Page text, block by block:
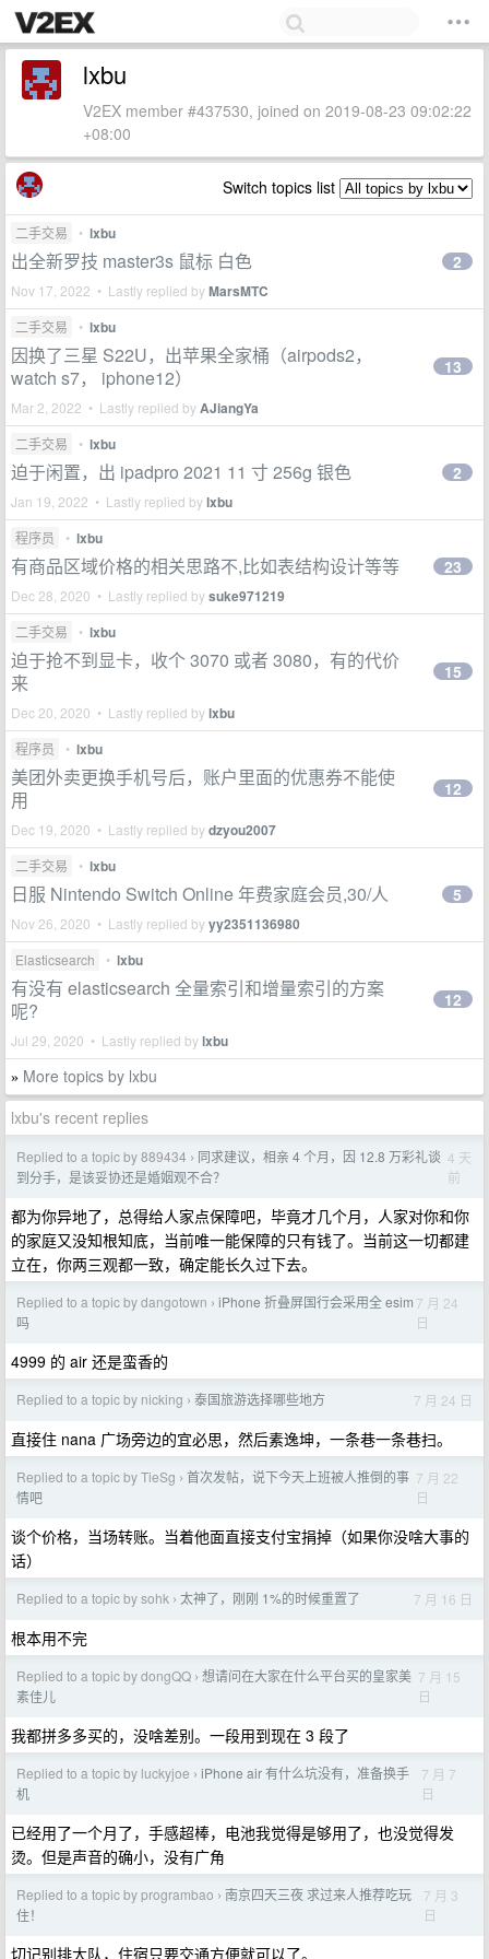
lxbu
V2EX member #437530, joined on 2019-08-23 09:02:22
+08:00
Switch topics list
二手交易 • lxbu
出全新罗技 master3s 鼠标 白色
Nov 17, 2022 • Lastly replied byMarsMTC
2
二手交易 • lxbu
因换了三星 S22U，出苹果全家桶（airpods2，
watch s7， iphone12）
Mar 2, 2022 • Lastly replied byAJiangYa
13
二手交易 • lxbu
迫于闲置，出 ipadpro 2021 11 寸 256g 银色
Jan 19, 2022 • Lastly replied bylxbu
2
程序员 • lxbu
有商品区域价格的相关思路不,比如表结构设计等等
Dec 28, 2020 • Lastly replied bysuke971219
23
二手交易 • lxbu
迫于抢不到显卡，收个 3070 或者 3080，有的代价
来
Dec 20, 2020 • Lastly replied bylxbu
15
程序员 • lxbu
美团外卖更换手机号后，账户里面的优惠券不能使
用
Dec 19, 2020 • Lastly replied bydzyou2007
12
二手交易 • lxbu
日服 Nintendo Switch Online 年费家庭会员,30/人
Nov 26, 2020 • Lastly replied byyy2351136980
5
Elasticsearch • lxbu
有没有 elasticsearch 全量索引和增量索引的方案
呢?
Jul 29, 2020 • Lastly replied bylxbu
12
» More topics by lxbu
lxbu's recent replies
Replied to a topic by 889434 › 同求建议，相亲 4 个月，因 12.8 万彩礼谈
到分手，是该妥协还是婚姻观不合？
4 天
前
都为你异地了，总得给人家点保障吧，毕竟才几个月，人家对你和你
的家庭又没知根知底，当前唯一能保障的只有钱了。当前这一切都建
立在，你两三观都一致，确定能长久过下去。
Replied to a topic by dangotown › iPhone 折叠屏国行会采用全 esim
吗
7 月 24
日
4999 的 air 还是蛮香的
Replied to a topic by nicking › 泰国旅游选择哪些地方 7 月 24 日
直接住 nana 广场旁边的宜必思，然后素逸坤，一条巷一条巷扫。
Replied to a topic by TieSg › 首次发帖，说下今天上班被人推倒的事
情吧
7 月 22
日
谈个价格，当场转账。当着他面直接支付宝捐掉（如果你没啥大事的
话）
Replied to a topic by sohk › 太神了，刚刚 1%的时候重置了 7 月 16 日
根本用不完
Replied to a topic by dongQQ › 想请问在大家在什么平台买的皇家美
素佳儿
7 月 15
日
我都拼多多买的，没啥差别。一段用到现在 3 段了
Replied to a topic by luckyjoe › iPhone air 有什么坑没有，准备换手
机
7 月 7
日
已经用了一个月了，手感超棒，电池我觉得是够用了，也没觉得发
烫。但是声音的确小，没有广角
Replied to a topic by programbao › 南京四天三夜 求过来人推荐吃玩
住！
7 月 3
日
切记别排大队，住宿只要交通方便就可以了。